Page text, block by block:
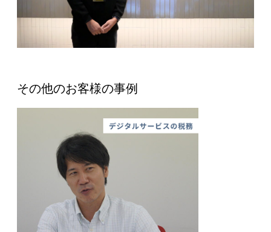
その他のお客様の事例